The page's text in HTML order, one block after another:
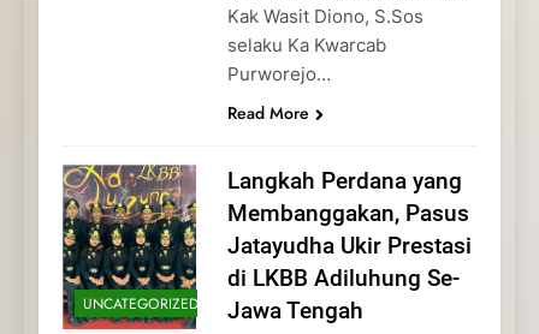
Kak Wasit Diono, S.Sos
selaku Ka Kwarcab
Purworejo…
Read More
UNCATEGORIZED
Langkah Perdana yang
Membanggakan, Pasus
Jatayudha Ukir Prestasi
di LKBB Adiluhung Se-
Jawa Tengah